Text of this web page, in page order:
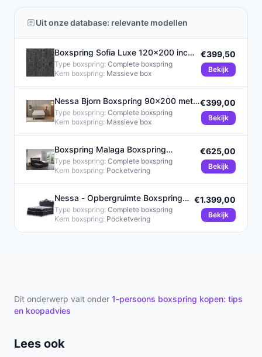
Uit onze database: relevante modellen
Boxspring Sofia Luxe 120x200 inc
wit
Type boxspring: Complete boxspring
Kern boxspring: Massieve box
€399,50
Bekijk
Nessa Bjorn Boxspring 90x200 met
20cm HR45 Koudschuim Matras
Type boxspring: Complete boxspring
Kern boxspring: Massieve box
€399,00
Bekijk
Boxspring Malaga Boxspring
120x200 cm Zwart PU met
Type boxspring: Complete boxspring
Kern boxspring: Pocketvering
€625,00
Bekijk
Nessa - Opbergruimte Boxspring
King - 180x200 - Zwart
Type boxspring: Complete boxspring
Kern boxspring: Pocketvering
€1.399,00
Bekijk
Dit onderwerp valt onder 1-persoons boxspring kopen: tips
en koopadvies
Lees ook